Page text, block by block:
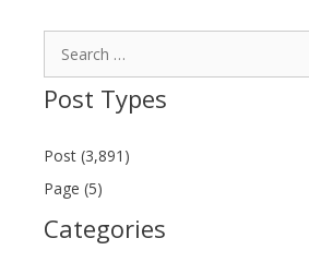
Post Types
Post (3,891)
Page (5)
Categories